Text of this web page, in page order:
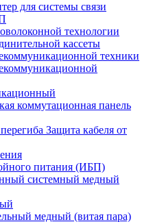
для системы связи
технологии
кассеты
техники
коммутационная панель
Защита кабеля от
питания (ИБП)
системный медный